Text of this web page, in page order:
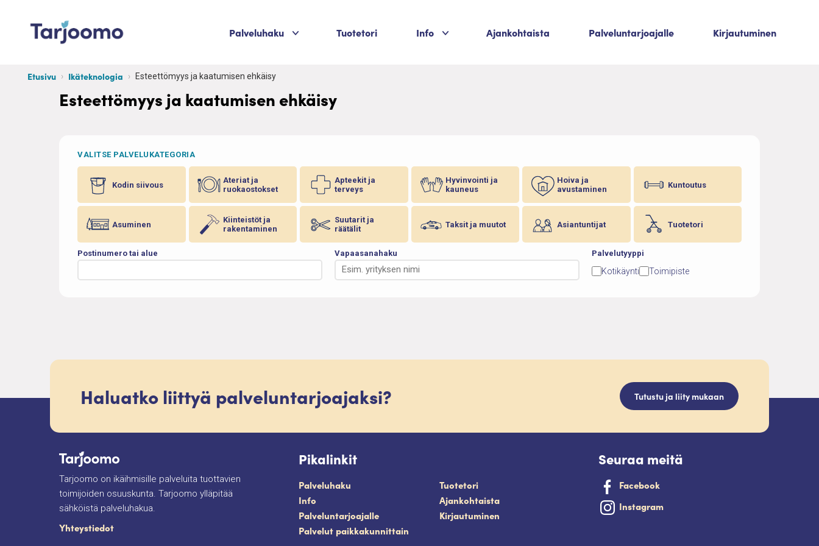
Palveluhaku Palvelukategoriat
Tuotetori Info Palvelukategoriat
Ajankohtaista Palveluntarjoajalle Kirjautuminen
Etusivu Ikäteknologia Esteettömyys ja kaatumisen ehkäisy
Esteettömyys ja kaatumisen ehkäisy
VALITSE PALVELUKATEGORIA
Kodin siivous
Ateriat ja
ruokaostokset
Apteekit ja
terveys
Hyvinvointi ja
kauneus
Hoiva ja
avustaminen
Kuntoutus
Asuminen
Kiinteistöt ja
rakentaminen
Suutarit ja
räätälit
Taksit ja muutot Asiantuntijat Tuotetori
Postinumero tai alue Vapaasanahaku Palvelutyyppi
Kotikäynti Toimipiste
Haluatko liittyä palveluntarjoajaksi? Tutustu ja liity mukaan
Tarjoomo on ikäihmisille palveluita tuottavien
toimijoiden osuuskunta. Tarjoomo ylläpitää
sähköistä palveluhakua.
Yhteystiedot
Pikalinkit
Palveluhaku
Tuotetori
Info
Ajankohtaista
Palveluntarjoajalle
Kirjautuminen
Palvelut paikkakunnittain
Seuraa meitä
Facebook
Instagram